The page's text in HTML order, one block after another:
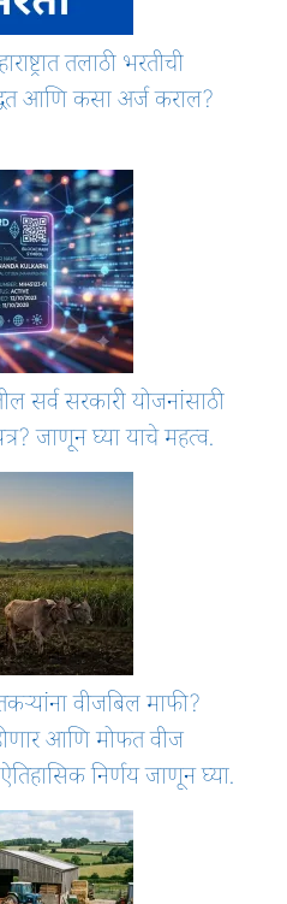
तलाठी भरतीची
आणि कसा अर्ज कराल?
सर्व सरकारी योजनांसाठी
जाणून घ्या याचे महत्व.
वीजबिल माफी?
आणि मोफत वीज
निर्णय जाणून घ्या.